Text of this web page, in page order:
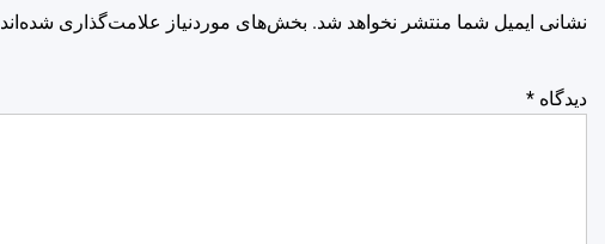
نشانی ایمیل شما منتشر نخواهد شد. بخش‌های موردنیاز علامت‌گذاری شده‌اند
دیدگاه *